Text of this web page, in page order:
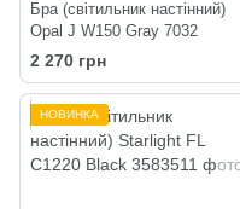
Бра (світильник настінний)
Opal J W150 Gray 7032
2 270 грн
НОВИНКА